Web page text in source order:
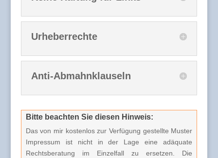
Urheberrechte
Anti-Abmahnklauseln
Bitte beachten Sie diesen Hinweis:
Das von mir kostenlos zur Verfügung gestellte Muster
Impressum ist nicht in der Lage eine adäquate
Rechtsberatung im Einzelfall zu ersetzen. Die